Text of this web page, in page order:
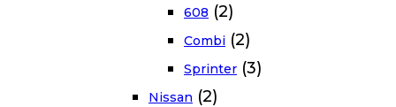
608 (2)
Combi (2)
Sprinter (3)
Nissan (2)